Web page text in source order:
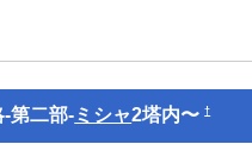
第二部-ミシャ2塔内〜†